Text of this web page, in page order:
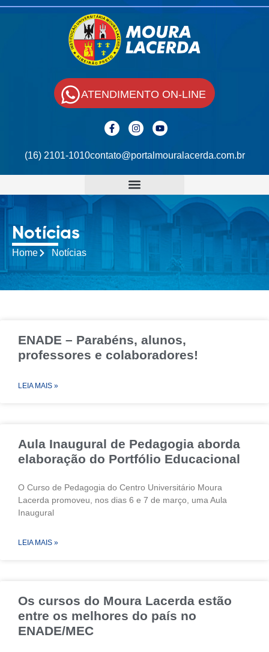
(16) 2101-1010contato@portalmouralacerda.com.br
ATENDIMENTO ON-LINE
Notícias
Home Notícias
ENADE – Parabéns, alunos,
professores e colaboradores!
LEIA MAIS »
Aula Inaugural de Pedagogia aborda
elaboração do Portfólio Educacional
O Curso de Pedagogia do Centro Universitário Moura
Lacerda promoveu, nos dias 6 e 7 de março, uma Aula
Inaugural
LEIA MAIS »
Os cursos do Moura Lacerda estão
entre os melhores do país no
ENADE/MEC